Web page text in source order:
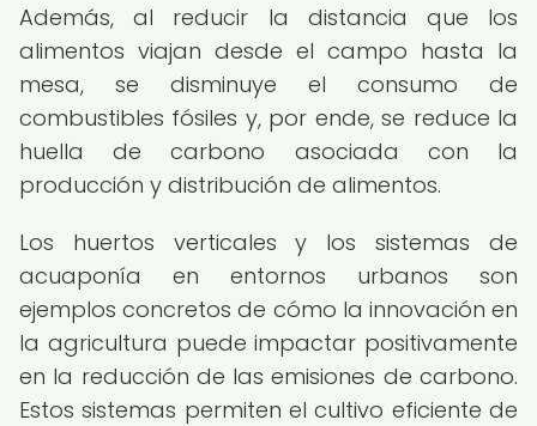
Además, al reducir la distancia que los
alimentos viajan desde el campo hasta la
mesa, se disminuye el consumo de
combustibles fósiles y, por ende, se reduce la
huella de carbono asociada con la
producción y distribución de alimentos.
Los huertos verticales y los sistemas de
acuaponía en entornos urbanos son
ejemplos concretos de cómo la innovación en
la agricultura puede impactar positivamente
en la reducción de las emisiones de carbono.
Estos sistemas permiten el cultivo eficiente de